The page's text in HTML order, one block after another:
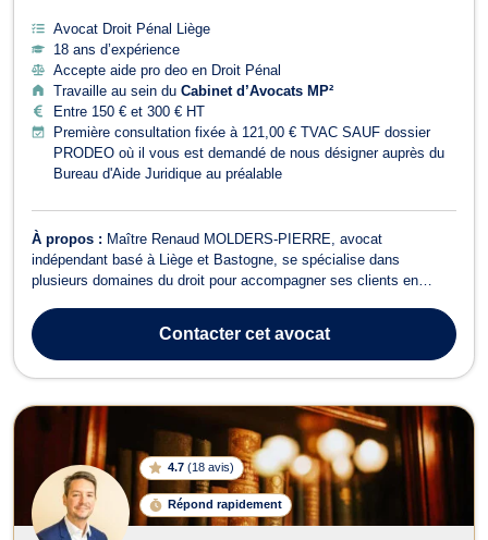
Avocat Droit Pénal Liège
18 ans d’expérience
Accepte aide pro deo en Droit Pénal
Travaille au sein du Cabinet d’Avocats MP²
Entre 150 € et 300 € HT
Première consultation fixée à 121,00 € TVAC SAUF dossier
PRODEO où il vous est demandé de nous désigner auprès du
Bureau d'Aide Juridique au préalable
À propos : Maître Renaud MOLDERS-PIERRE, avocat
indépendant basé à Liège et Bastogne, se spécialise dans
plusieurs domaines du droit pour accompagner ses clients en
du sport, droit de Roulage et Permis de conduire, droit commercial
- concurrence et droit pénal. Fonda...
Contactercet avocat
4.7 (18 avis)
Répond rapidement